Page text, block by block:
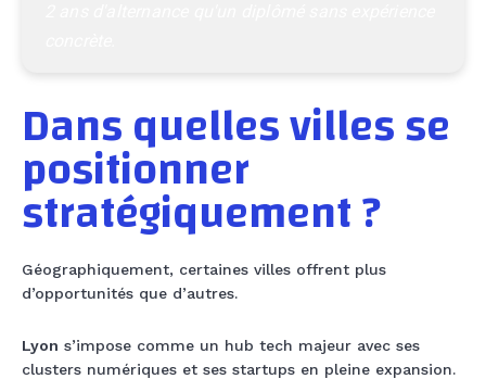
Dans quelles villes se
positionner
stratégiquement ?
Géographiquement, certaines villes offrent plus
d’opportunités que d’autres.
Lyon s’impose comme un hub tech majeur avec ses
clusters numériques et ses startups en pleine expansion.